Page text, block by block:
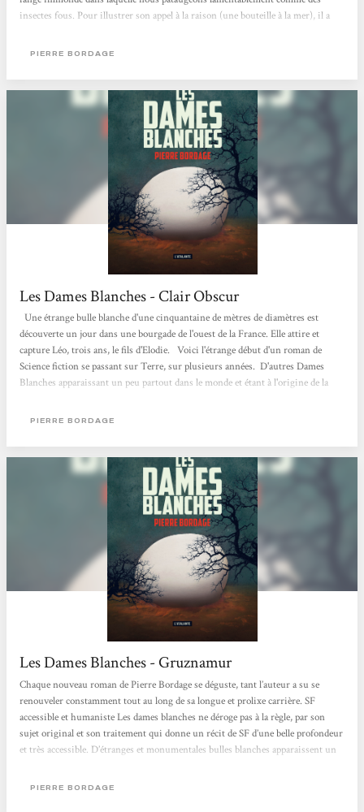
insectes fous. Pour illustrer son appel à la raison (une bouteille à la mer), il a
Et là, tout s'enchaine… Les comportements induits dans cette histoire sont tout
PIERRE BORDAGE
Les Dames Blanches - Clair Obscur
Une étrange bulle blanche d'une cinquantaine de mètres de diamètres est
découverte un jour dans une bourgade de l'ouest de la France. Elle attire et
capture Léo, trois ans, le fils d'Elodie. Voici l'étrange début d'un roman de
Science fiction se passant sur Terre, sur plusieurs années. D'autres Dames
Blanches apparaissant un peu partout dans le monde et étant à l'origine de la
bataille sans merci et complètement immonde. Car si ces Dames Blanches
PIERRE BORDAGE
Les Dames Blanches - Gruznamur
Chaque nouveau roman de Pierre Bordage se déguste, tant l’auteur a su se
renouveler constamment tout au long de sa longue et prolixe carrière. SF
accessible et humaniste Les dames blanches ne déroge pas à la règle, par son
sujet original et son traitement qui donne un récit de SF d’une belle profondeur
et très accessible. D’étranges et monumentales bulles blanches apparaissent un
anniversaire. C’est l’histoire de l’humanité sur une période de 50 ans que nous
PIERRE BORDAGE